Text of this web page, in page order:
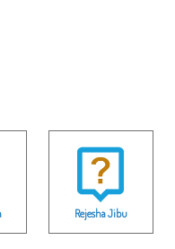
Rejesha Jibu